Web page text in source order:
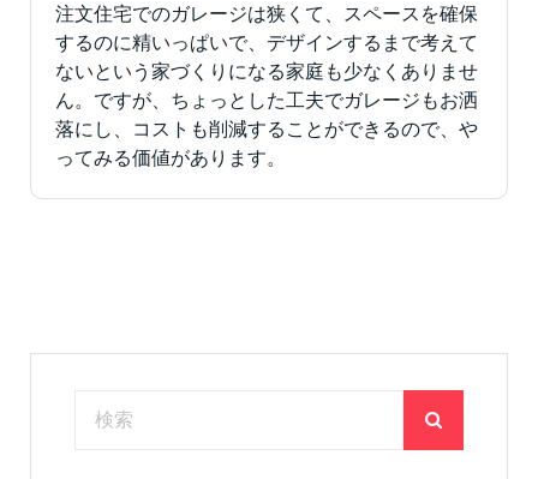
注文住宅でのガレージは狭くて、スペースを確保
するのに精いっぱいで、デザインするまで考えて
ないという家づくりになる家庭も少なくありませ
ん。ですが、ちょっとした工夫でガレージもお洒
落にし、コストも削減することができるので、や
ってみる価値があります。